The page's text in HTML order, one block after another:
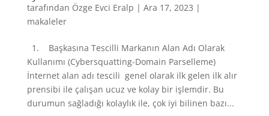
tarafından Özge Evci Eralp | Ara 17, 2023 |
makaleler
1. Başkasına Tescilli Markanın Alan Adı Olarak
Kullanımı (Cybersquatting-Domain Parselleme)
İnternet alan adı tescili genel olarak ilk gelen ilk alır
prensibi ile çalışan ucuz ve kolay bir işlemdir. Bu
durumun sağladığı kolaylık ile, çok iyi bilinen bazı...